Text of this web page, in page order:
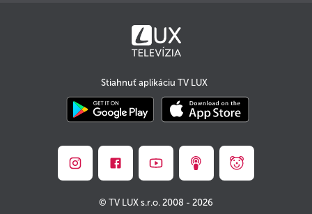
Stiahnuť aplikáciu TV LUX
© TV LUX s.r.o. 2008 - 2026